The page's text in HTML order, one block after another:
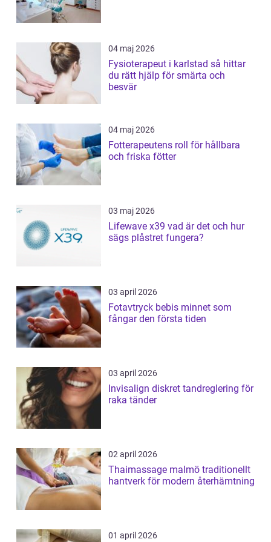
04 maj 2026
Fysioterapeut i karlstad så hittar
du rätt hjälp för smärta och
besvär
04 maj 2026
Fotterapeutens roll för hållbara
och friska fötter
03 maj 2026
Lifewave x39 vad är det och hur
sägs plåstret fungera?
03 april 2026
Fotavtryck bebis minnet som
fångar den första tiden
03 april 2026
Invisalign diskret tandreglering för
raka tänder
02 april 2026
Thaimassage malmö traditionellt
hantverk för modern återhämtning
01 april 2026